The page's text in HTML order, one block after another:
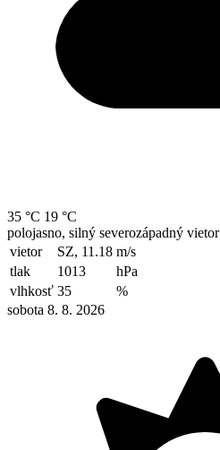
35 °C 19 °C
polojasno, silný severozápadný vietor
vietor
SZ, 11.18 m/s
tlak
1013
hPa
vlhkosť 35
%
sobota 8. 8. 2026